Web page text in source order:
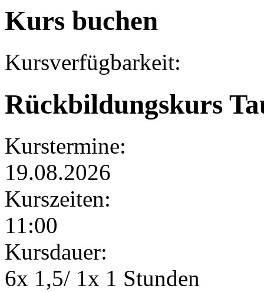
Kurs buchen
Kursverfügbarkeit:
Rückbildungskurs
Kurstermine:
19.08.2026
Kurszeiten:
11:00
Kursdauer:
6x 1,5/ 1x 1 Stunden